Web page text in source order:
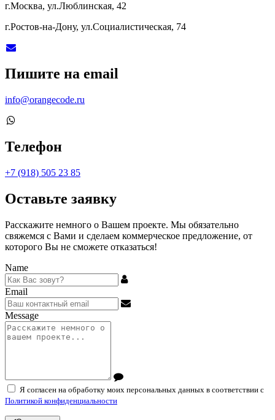
г.Москва, ул.Люблинская, 42
г.Ростов-на-Дону, ул.Социалистическая, 74
Пишите на email
info@orangecode.ru
Телефон
+7 (918) 505 23 85
Оставьте заявку
Расскажите немного о Вашем проекте. Мы обязательно
свяжемся с Вами и сделаем коммерческое предложение, от
которого Вы не сможете отказаться!
Name
Email
Message
Я согласен на обработку моих персональных данных в соответствии с
Политикой конфиденциальности